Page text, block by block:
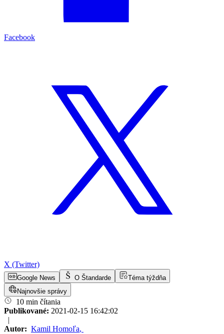
Facebook
X (Twitter)
Google News O Štandarde
Téma týždňa
Najnovšie správy
10 min čítania
Publikované: 2021-02-15 16:42:02
|
Autor: Kamil Homoľa,